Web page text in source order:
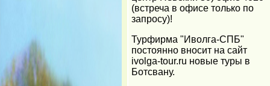
(встреча в офисе только по
запросу)!
Турфирма "Иволга-СПБ"
постоянно вносит на сайт
ivolga-tour.ru новые туры в
Ботсвану.